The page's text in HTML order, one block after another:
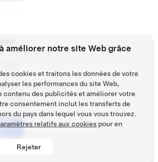
19:00
-
19:00
améliorer notre site Web grâce
cookies et traitons les données de votre
les performances du site Web,
contenu des publicités et améliorer votre
consentement inclut les transferts de
du pays dans lequel vous vous trouvez.
relatifs aux cookies pour en
Rejeter